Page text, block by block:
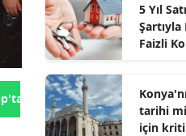
Gönder
5 Yıl
Faizli
tarihi
için